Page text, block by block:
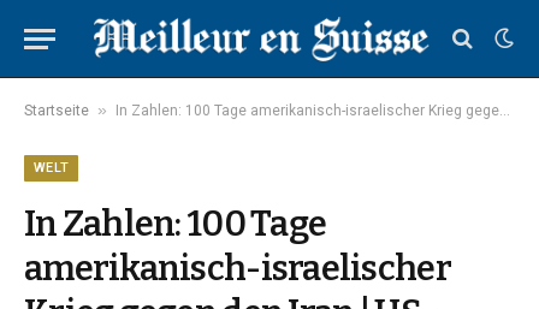
Startseite » In Zahlen: 100 Tage amerikanisch-israelischer Krieg gegen den Iran | US-israelischer Krieg gegen den Iran Nachrichten
WELT
In Zahlen: 100 Tage
amerikanisch-israelischer